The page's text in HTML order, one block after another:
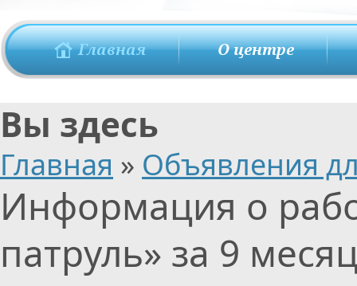
Главная О центре
Вы здесь
Главная » Объявления
Информация о
патруль» за 9